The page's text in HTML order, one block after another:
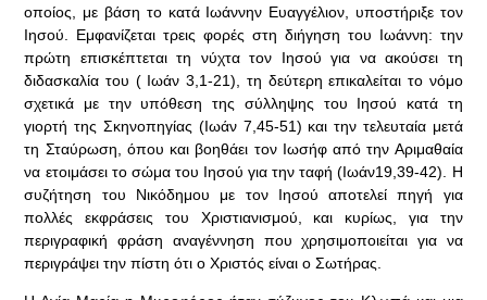
οποίος, με βάση το κατά Ιωάννην Ευαγγέλιον, υποστήριξε τον
Ιησού. Εμφανίζεται τρεις φορές στη διήγηση του Ιωάννη: την
πρώτη επισκέπτεται τη νύχτα τον Ιησού για να ακούσει τη
διδασκαλία του ( Ιωάν 3,1-21), τη δεύτερη επικαλείται το νόμο
σχετικά με την υπόθεση της σύλληψης του Ιησού κατά τη
γιορτή της Σκηνοπηγίας (Ιωάν 7,45-51) και την τελευταία μετά
τη Σταύρωση, όπου και βοηθάει τον Ιωσήφ από την Αριμαθαία
να ετοιμάσει το σώμα του Ιησού για την ταφή (Ιωάν19,39-42). Η
συζήτηση του Νικόδημου με τον Ιησού αποτελεί πηγή για
πολλές εκφράσεις του Χριστιανισμού, και κυρίως, για την
περιγραφική φράση αναγέννηση που χρησιμοποιείται για να
περιγράψει την πίστη ότι ο Χριστός είναι ο Σωτήρας.